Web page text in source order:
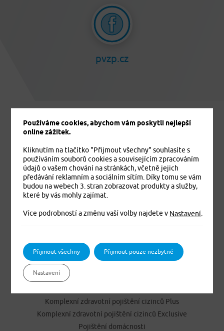
pvzp.cz
Jistíme vás. To je jisté
Cestovní pojištění
Dětské úrazové pojištění MEDVÍDEK
Komplexní zdravotní pojištění cizinců Plus
Komplexní zdravotní pojištění cizinců Exclusive
Pojištění domácnosti
Používáme cookies, abychom vám poskytli nejlepší
online zážitek.
Kliknutím na tlačítko "Přijmout všechny" souhlasíte s
používáním souborů cookies a souvisejícím zpracováním
údajů o vašem chování na stránkách, včetně jejich
předávání reklamním a sociálním sítím. Díky tomu se vám
budou na webech 3. stran zobrazovat produkty a služby,
které by vás mohly zajímat.
Více podrobností a změnu vaší volby najdete v Nastavení
Přijmout všechny Přijmout pouze nezbytné
Nastavení